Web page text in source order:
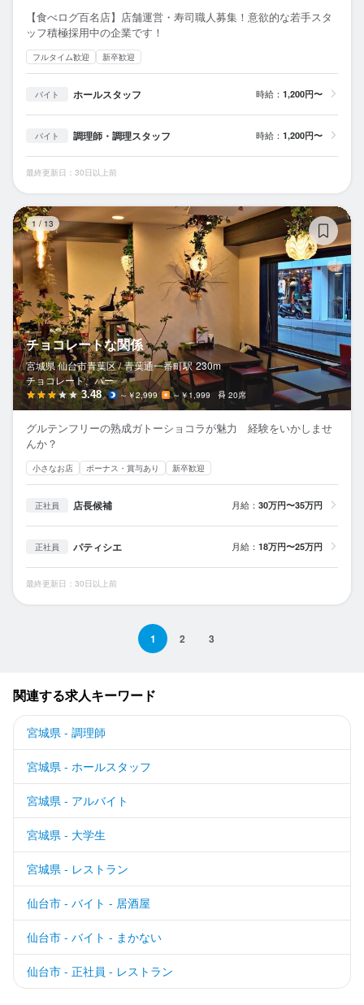
【食べログ百名店】店舗運営・寿司職人募集！意欲的な若手スタ
ッフ積極採用中の企業です！
フルタイム歓迎 新卒歓迎
バイト ホールスタッフ 時給： 1,200円〜
バイト 調理師・調理スタッフ 時給： 1,200円〜
最終更新日：30日以上前
1 / 13
チョコレートな関係
宮城県 仙台市青葉区 / 青葉通一番町駅 230m
チョコレート、バー
3.48 ～￥2,999 ～￥1,999 20席
グルテンフリーの熟成ガトーショコラが魅力 経験をいかしませ
んか？
小さなお店 ボーナス・賞与あり 新卒歓迎
正社員 店長候補 月給： 30万円〜35万円
正社員 パティシエ 月給： 18万円〜25万円
最終更新日：30日以上前
1 2 3
関連する求人キーワード
宮城県 - 調理師
宮城県 - ホールスタッフ
宮城県 - アルバイト
宮城県 - 大学生
宮城県 - レストラン
仙台市 - バイト - 居酒屋
仙台市 - バイト - まかない
仙台市 - 正社員 - レストラン